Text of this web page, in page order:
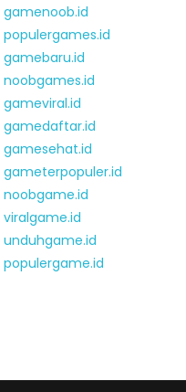
gamenoob.id
populergames.id
gamebaru.id
noobgames.id
gameviral.id
gamedaftar.id
gamesehat.id
gameterpopuler.id
noobgame.id
viralgame.id
unduhgame.id
populergame.id